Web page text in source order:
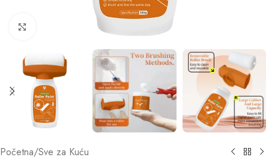
Click to enlarge
Početna/Sve za Kuću